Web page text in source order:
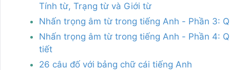
Tính từ, Trạng từ và Giới từ
Nhấn trọng âm từ trong tiếng Anh - Phần 3:
Nhấn trọng âm từ trong tiếng Anh - Phần 4:
tiết
26 câu đố với bảng chữ cái tiếng Anh